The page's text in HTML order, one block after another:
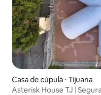
Casa de cúpula ⋅ Tijuana
Asterisk House TJ |